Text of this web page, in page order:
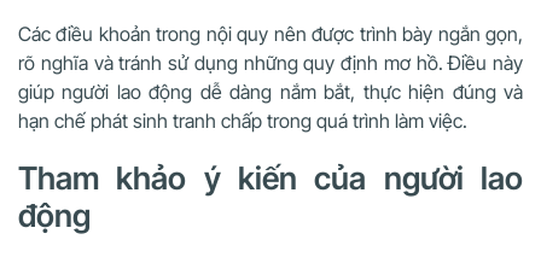
Các điều khoản trong nội quy nên được trình bày ngắn gọn,
rõ nghĩa và tránh sử dụng những quy định mơ hồ. Điều này
giúp người lao động dễ dàng nắm bắt, thực hiện đúng và
hạn chế phát sinh tranh chấp trong quá trình làm việc.
Tham khảo ý kiến của người lao
động